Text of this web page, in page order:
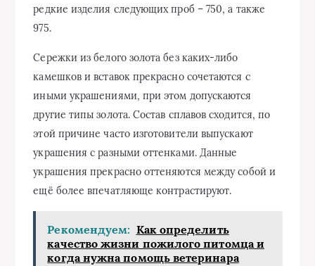
редкие изделия следующих проб – 750, а также
975.
Сережки из белого золота без каких-либо
камешков и вставок прекрасно сочетаются с
иными украшениями, при этом допускаются
другие типы золота. Состав сплавов сходится, по
этой причине часто изготовители выпускают
украшения с разными оттенками. Данные
украшения прекрасно оттеняются между собой и
ещё более впечатляюще контрастируют.
Рекомендуем: Как определить
качество жизни пожилого питомца и
когда нужна помощь ветеринара